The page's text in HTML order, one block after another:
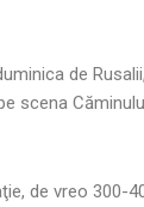
de
scena
de vreo 300-